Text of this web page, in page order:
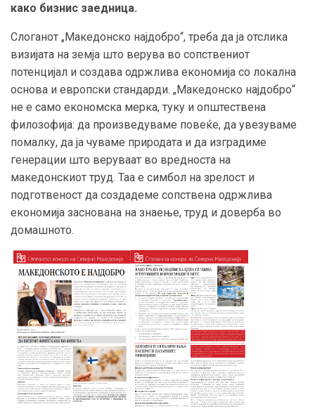
како бизнис заедница.
Слоганот „Македонско најдобро“, треба да ја отслика
визијата на земја што верува во сопствениот
потенцијал и создава одржлива економија со локална
основа и европски стандарди. „Македонско најдобро“
не е само економска мерка, туку и општествена
филозофија: да произведуваме повеќе, да увезуваме
помалку, да ја чуваме природата и да изградиме
генерации што веруваат во вредноста на
македонскиот труд. Таа е симбол на зрелост и
подготвеност да создадеме сопствена одржлива
економија заснована на знаење, труд и доверба во
домашното.